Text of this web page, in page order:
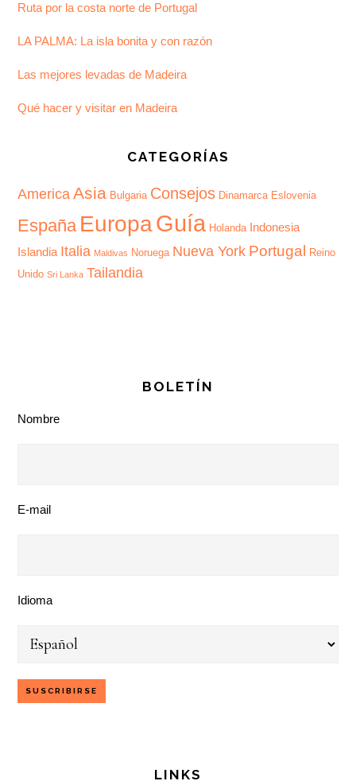
Ruta por la costa norte de Portugal
LA PALMA: La isla bonita y con razón
Las mejores levadas de Madeira
Qué hacer y visitar en Madeira
CATEGORÍAS
America Asia Bulgaria Consejos Dinamarca Eslovenia
España EuropaGuía Holanda Indonesia
Islandia Italia Maldivas Noruega Nueva York Portugal
Reino
Unido Sri Lanka Tailandia
BOLETÍN
Nombre
E-mail
Idioma
LINKS